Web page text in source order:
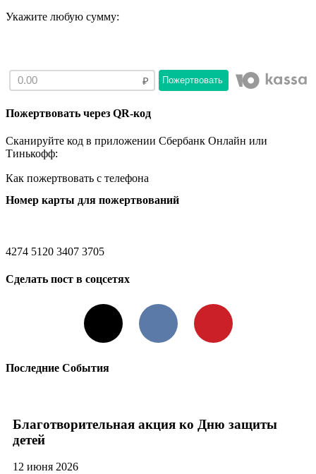
Укажите любую сумму:
Пожертвовать
Пожертвовать через QR-код
Сканируйте код в приложении Сбербанк Онлайн или
Тинькофф:
Как пожертвовать с телефона
Номер карты для пожертвований
4274 5120 3407 3705
Сделать пост в соцсетях
VKontakte
Последние События
Благотворительная акция ко Дню защиты
детей
12 июня 2026